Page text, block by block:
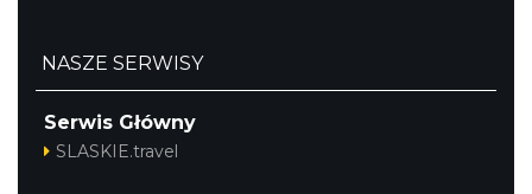
NASZE SERWISY
Serwis Główny
SLASKIE.travel